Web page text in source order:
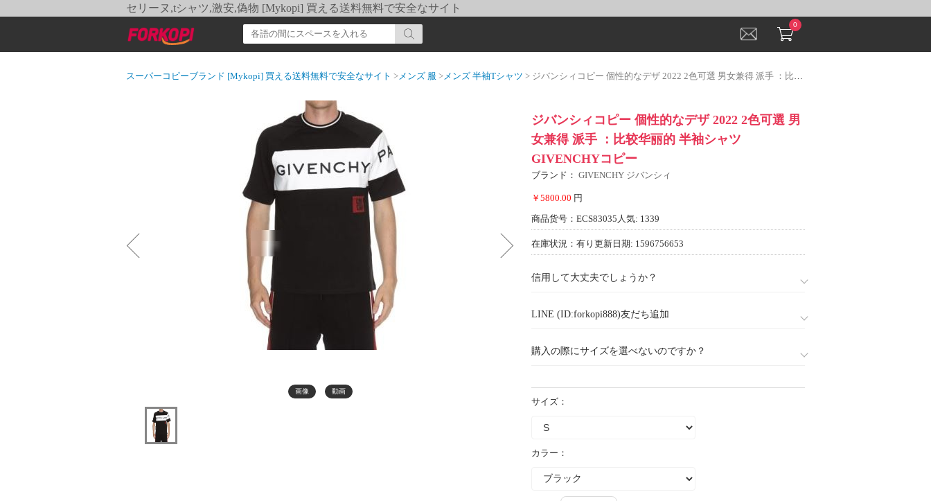
セリーヌ,tシャツ,激安,偽物 [Mykopi] 買える送料無料で安全なサイト
0
スーパーコピーブランド [Mykopi] 買える送料無料で安全なサイト >メンズ 服 >メンズ 半袖Tシャツ > ジバンシィコピー 個性的なデザ 2022 2色可選 男女兼得 派手 ：比较华丽的 半袖シャツ GIVENCHYコピー
画像 動画
ジバンシィコピー 個性的なデザ 2022 2色可選 男
女兼得 派手 ：比较华丽的 半袖シャツ
GIVENCHYコピー
ブランド： GIVENCHY ジバンシィ
￥5800.00 円
商品货号：ECS83035 人気: 1339
在庫状況：有り 更新日期: 1596756653
信用して大丈夫でしょうか？
LINE (ID:forkopi888)友だち追加
購入の際にサイズを選べないのですか？
サイズ：
カラー：